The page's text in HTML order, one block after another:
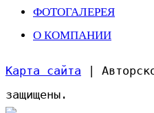
ФОТОГАЛЕРЕЯ
О КОМПАНИИ
Карта сайта |
защищены.